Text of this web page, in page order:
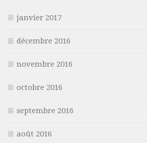
janvier 2017
décembre 2016
novembre 2016
octobre 2016
septembre 2016
août 2016